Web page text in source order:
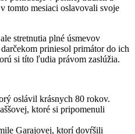
tomto mesiaci oslavovali svoje
stretnutia plné úsmevov
priniesol primátor do ich
si títo ľudia právom zaslúžia.
oslávil krásnych 80 rokov.
ktoré si pripomenuli
Garajovej, ktorí dovŕšili